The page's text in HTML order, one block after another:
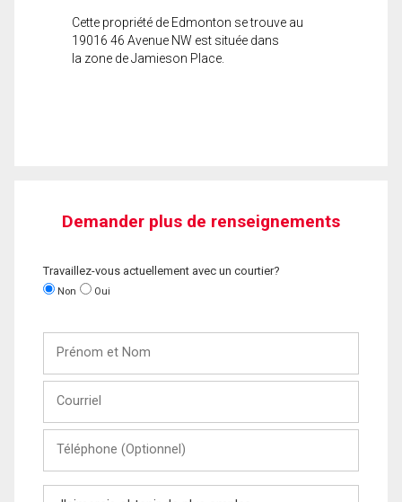
Cette propriété de Edmonton se trouve au
19016 46 Avenue NW est située dans
la zone de Jamieson Place.
Demander plus de renseignements
Travaillez-vous actuellement avec un courtier?
Non Oui
Nom
(Optionnel)
Message